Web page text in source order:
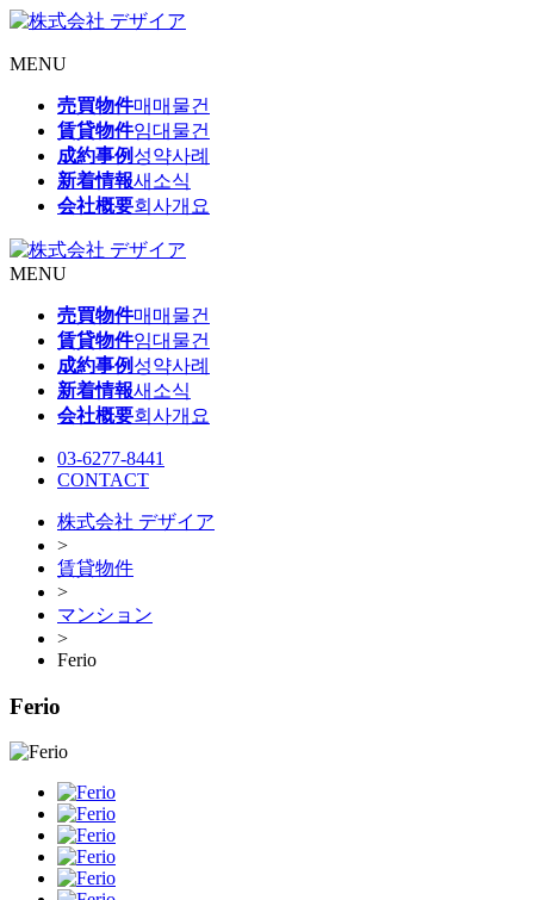
MENU
売買物件매매물건
賃貸物件임대물건
成約事例 성약사례
新着情報새소식
会社概要회사개요
MENU
売買物件매매물건
賃貸物件임대물건
成約事例 성약사례
新着情報새소식
会社概要회사개요
03-6277-8441
CONTACT
株式会社 デザイア
>
賃貸物件
>
マンション
>
Ferio
Ferio